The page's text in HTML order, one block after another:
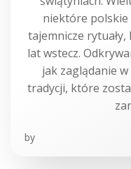
niektóre polskie
tajemnicze
lat wstecz.
jak zaglądanie
tradycji, które
by